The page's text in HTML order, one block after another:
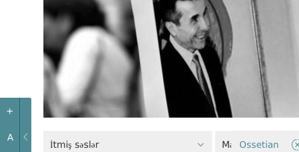
+
A
İtmiş səslər Məhkəmə sistemi
Ossetian